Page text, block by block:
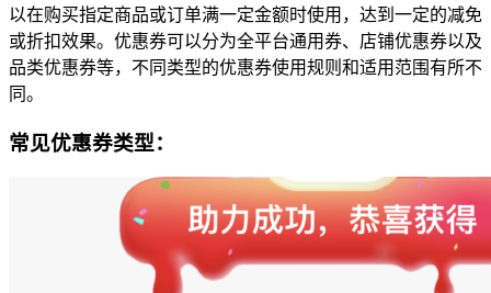
以在购买指定商品或订单满一定金额时使用，达到一定的减免
或折扣效果。优惠券可以分为全平台通用券、店铺优惠券以及
品类优惠券等，不同类型的优惠券使用规则和适用范围有所不
同。
常见优惠券类型：